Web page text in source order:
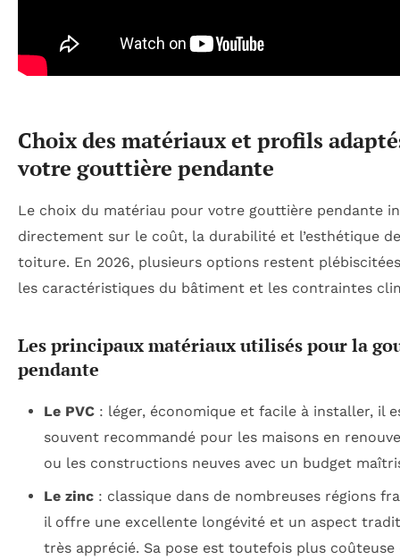
Choix des matériaux et profils
votre gouttière pendante
Le choix du matériau pour votre gouttière pendante
directement sur le coût, la durabilité et l’esthétique
toiture. En 2026, plusieurs options restent
les caractéristiques du bâtiment et les contraintes
Les principaux matériaux utilisés pour la
pendante
Le PVC: léger, économique et facile à installer, il
souvent recommandé pour les maisons en
ou les constructions neuves avec un budget
Le zinc: classique dans de nombreuses régions
il offre une excellente longévité et un aspect
très apprécié. Sa pose est toutefois plus coûteuse